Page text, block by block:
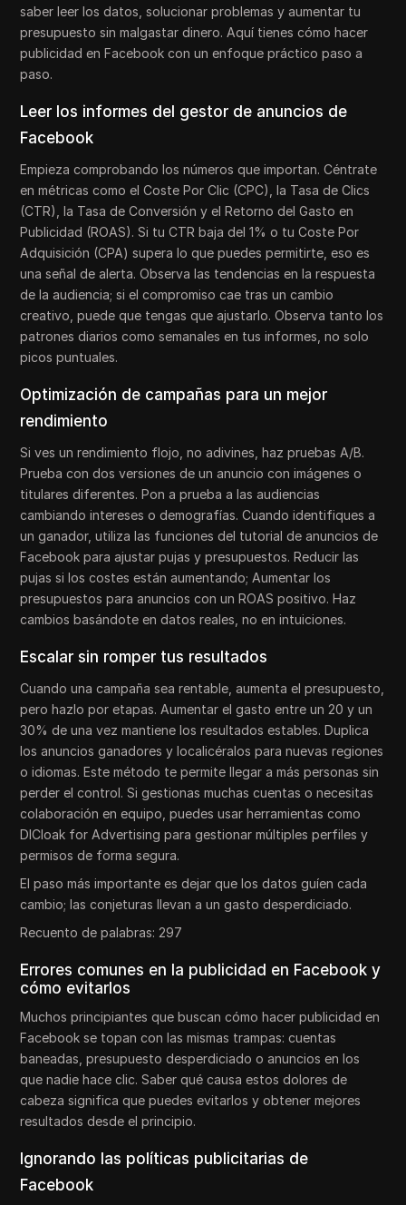
saber leer los datos, solucionar problemas y aumentar tu
presupuesto sin malgastar dinero. Aquí tienes cómo hacer
publicidad en Facebook con un enfoque práctico paso a
paso.
Leer los informes del gestor de anuncios de
Facebook
Empieza comprobando los números que importan. Céntrate
en métricas como el Coste Por Clic (CPC), la Tasa de Clics
(CTR), la Tasa de Conversión y el Retorno del Gasto en
Publicidad (ROAS). Si tu CTR baja del 1% o tu Coste Por
Adquisición (CPA) supera lo que puedes permitirte, eso es
una señal de alerta. Observa las tendencias en la respuesta
de la audiencia; si el compromiso cae tras un cambio
creativo, puede que tengas que ajustarlo. Observa tanto los
patrones diarios como semanales en tus informes, no solo
picos puntuales.
Optimización de campañas para un mejor
rendimiento
Si ves un rendimiento flojo, no adivines, haz pruebas A/B.
Prueba con dos versiones de un anuncio con imágenes o
titulares diferentes. Pon a prueba a las audiencias
cambiando intereses o demografías. Cuando identifiques a
un ganador, utiliza las funciones del tutorial de anuncios de
Facebook para ajustar pujas y presupuestos. Reducir las
pujas si los costes están aumentando; Aumentar los
presupuestos para anuncios con un ROAS positivo. Haz
cambios basándote en datos reales, no en intuiciones.
Escalar sin romper tus resultados
Cuando una campaña sea rentable, aumenta el presupuesto,
pero hazlo por etapas. Aumentar el gasto entre un 20 y un
30% de una vez mantiene los resultados estables. Duplica
los anuncios ganadores y localicéralos para nuevas regiones
o idiomas. Este método te permite llegar a más personas sin
perder el control. Si gestionas muchas cuentas o necesitas
colaboración en equipo, puedes usar herramientas como
DICloak for Advertising para gestionar múltiples perfiles y
permisos de forma segura.
El paso más importante es dejar que los datos guíen cada
cambio; las conjeturas llevan a un gasto desperdiciado.
Recuento de palabras: 297
Errores comunes en la publicidad en Facebook y
cómo evitarlos
Muchos principiantes que buscan cómo hacer publicidad en
Facebook se topan con las mismas trampas: cuentas
baneadas, presupuesto desperdiciado o anuncios en los
que nadie hace clic. Saber qué causa estos dolores de
cabeza significa que puedes evitarlos y obtener mejores
resultados desde el principio.
Ignorando las políticas publicitarias de
Facebook